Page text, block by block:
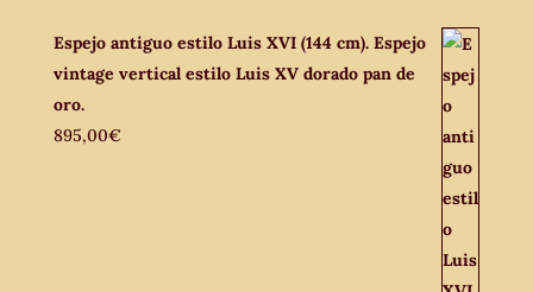
Espejo antiguo estilo Luis XVI (144 cm). Espejo
vintage vertical estilo Luis XV dorado pan de
oro.
895,00€